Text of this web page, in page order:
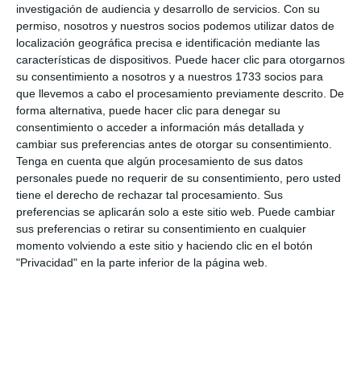
investigación de audiencia y desarrollo de servicios. Con su
permiso, nosotros y nuestros socios podemos utilizar datos de
localización geográfica precisa e identificación mediante las
características de dispositivos. Puede hacer clic para otorgarnos
su consentimiento a nosotros y a nuestros 1733 socios para
que llevemos a cabo el procesamiento previamente descrito. De
forma alternativa, puede hacer clic para denegar su
consentimiento o acceder a información más detallada y
cambiar sus preferencias antes de otorgar su consentimiento.
Tenga en cuenta que algún procesamiento de sus datos
personales puede no requerir de su consentimiento, pero usted
tiene el derecho de rechazar tal procesamiento. Sus
preferencias se aplicarán solo a este sitio web. Puede cambiar
sus preferencias o retirar su consentimiento en cualquier
momento volviendo a este sitio y haciendo clic en el botón
"Privacidad" en la parte inferior de la página web.